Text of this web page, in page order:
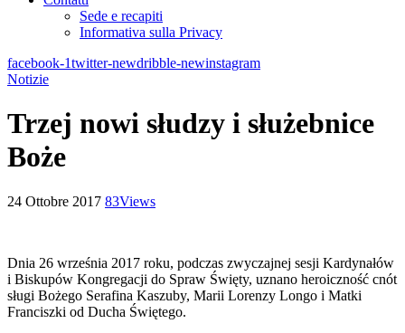
Sede e recapiti
Informativa sulla Privacy
facebook-1twitter-newdribble-newinstagram
Notizie
Trzej nowi słudzy i służebnice
Boże
24 Ottobre 2017 83Views
Dnia 26 września 2017 roku, podczas zwyczajnej sesji Kardynałów
i Biskupów Kongregacji do Spraw Święty, uznano heroiczność cnót
sługi Bożego Serafina Kaszuby, Marii Lorenzy Longo i Matki
Franciszki od Ducha Świętego.